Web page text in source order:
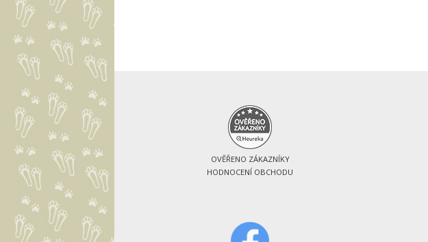
OVĚŘENO ZÁKAZNÍKY
HODNOCENÍ OBCHODU